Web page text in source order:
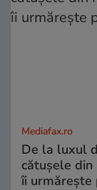
Mediafax.ro
De la luxul
cătușele din
îi urmărește